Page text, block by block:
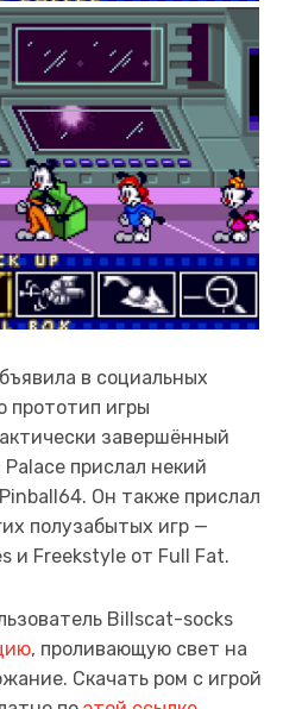
в социальных
прототип игры
завершённый
прислал некий
Он также прислал
полузабытых игр —
и Freekstyle от Full Fat.
Billscat-socks
, проливающую свет на
Скачать ром с игрой